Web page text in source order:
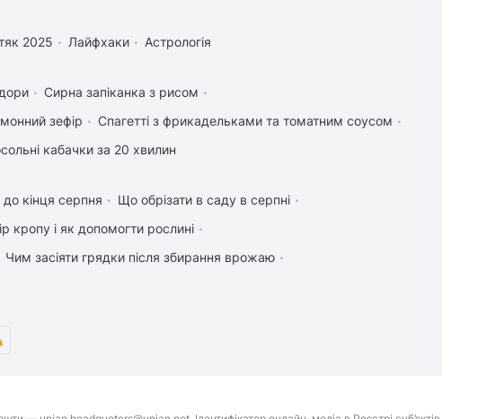
2025 Лайфхаки Астрологія
Сирна запіканка з рисом
зефір
Спагетті з фрикадельками та томатним соусом
кабачки за 20 хвилин
кінця серпня
Що обрізати в саду в серпні
кропу і як допомогти рослині
Чим засіяти грядки після збирання врожаю